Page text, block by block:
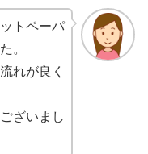
トペーパ
。
れが良く
ざいまし